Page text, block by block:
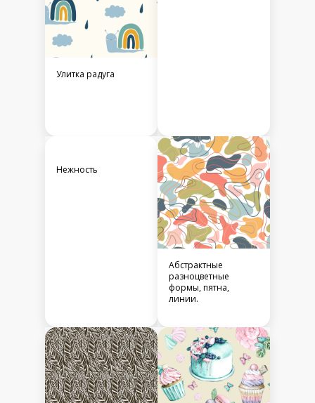
Улитка радуга
Нежность
Абстрактные
разноцветные
формы, пятна,
линии.